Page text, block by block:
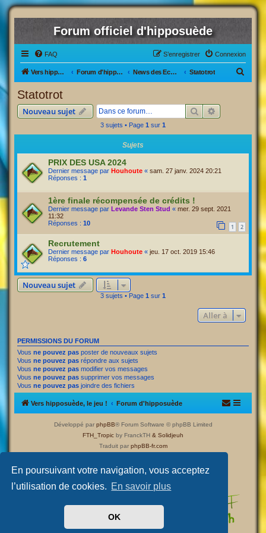
En poursuivant votre navigation, vous acceptez
l’utilisation de cookies. En savoir plus
OK
Forum officiel d'hipposuède
FAQ Connexion
S’enregistrer
Vers hipposuède, le jeu ! Forum d'hipposuède News des Ecuries Statotrot
Statotrot
Nouveau sujet RechercherRecherche
3 sujets • Page 1 sur 1
Sujets
PRIX DES USA 2024
Dernier message par Houhoute « sam. 27 janv. 2024 20:21
Réponses : 1
1ère finale récompensée de crédits !
Dernier message par Levande Sten Stud « mer. 29 sept. 2021
11:32
Réponses : 10 1 2
Recrutement
Dernier message par Houhoute « jeu. 17 oct. 2019 15:46
Réponses : 6
Nouveau sujet
3 sujets • Page 1 sur 1
Aller à
PERMISSIONS DU FORUM
Vous ne pouvez pas poster de nouveaux sujets
Vous ne pouvez pas répondre aux sujets
Vous ne pouvez pas modifier vos messages
Vous ne pouvez pas supprimer vos messages
Vous ne pouvez pas joindre des fichiers
Vers hipposuède, le jeu ! Forum d'hipposuède
Développé par phpBB® Forum Software © phpBB Limited
FTH_Tropic by FranckTH & Solidjeuh
Traduit par phpBB-fr.com